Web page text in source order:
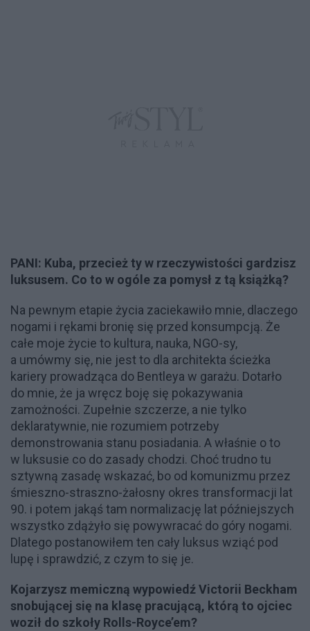
PANI: Kuba, przecież ty w rzeczywistości gardzisz
luksusem. Co to w ogóle za pomysł z tą książką?
Na pewnym etapie życia zaciekawiło mnie, dlaczego
nogami i rękami bronię się przed konsumpcją. Że
całe moje życie to kultura, nauka, NGO-sy,
a umówmy się, nie jest to dla architekta ścieżka
kariery prowadząca do Bentleya w garażu. Dotarło
do mnie, że ja wręcz boję się pokazywania
zamożności. Zupełnie szczerze, a nie tylko
deklaratywnie, nie rozumiem potrzeby
demonstrowania stanu posiadania. A właśnie o to
w luksusie co do zasady chodzi. Choć trudno tu
sztywną zasadę wskazać, bo od komunizmu przez
śmieszno-straszno-żałosny okres transformacji lat
90. i potem jakąś tam normalizację lat późniejszych
wszystko zdążyło się powywracać do góry nogami.
Dlatego postanowiłem ten cały luksus wziąć pod
lupę i sprawdzić, z czym to się je.
Kojarzysz memiczną wypowiedź Victorii Beckham
snobującej się na klasę pracującą, którą to ojciec
woził do szkoły Rolls-Royce’em?